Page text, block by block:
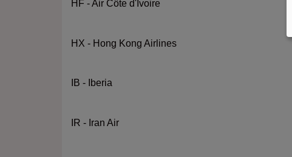
HF - Air Côte d'Ivoire
HX - Hong Kong Airlines
IB - Iberia
IR - Iran Air